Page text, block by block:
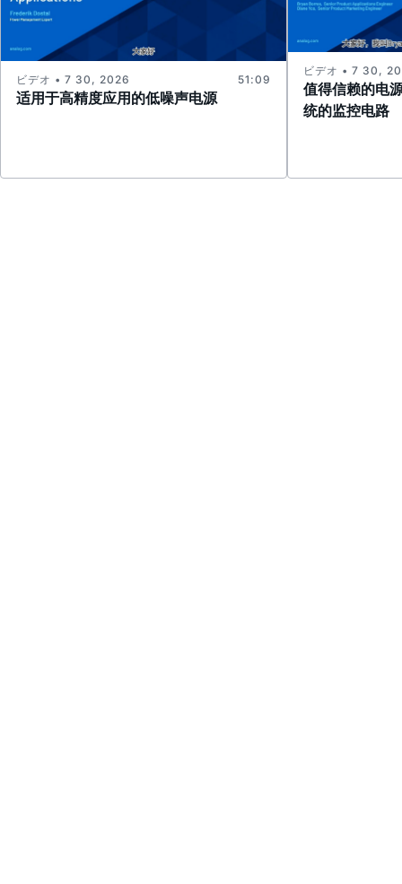
适用于高精度应用的低噪声电源
ビデオ • 7 30, 2026 51:09
值得信赖的电
统的监控电路
ビデオ • 7 30,